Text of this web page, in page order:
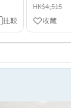
比較
HK$4,515
收藏